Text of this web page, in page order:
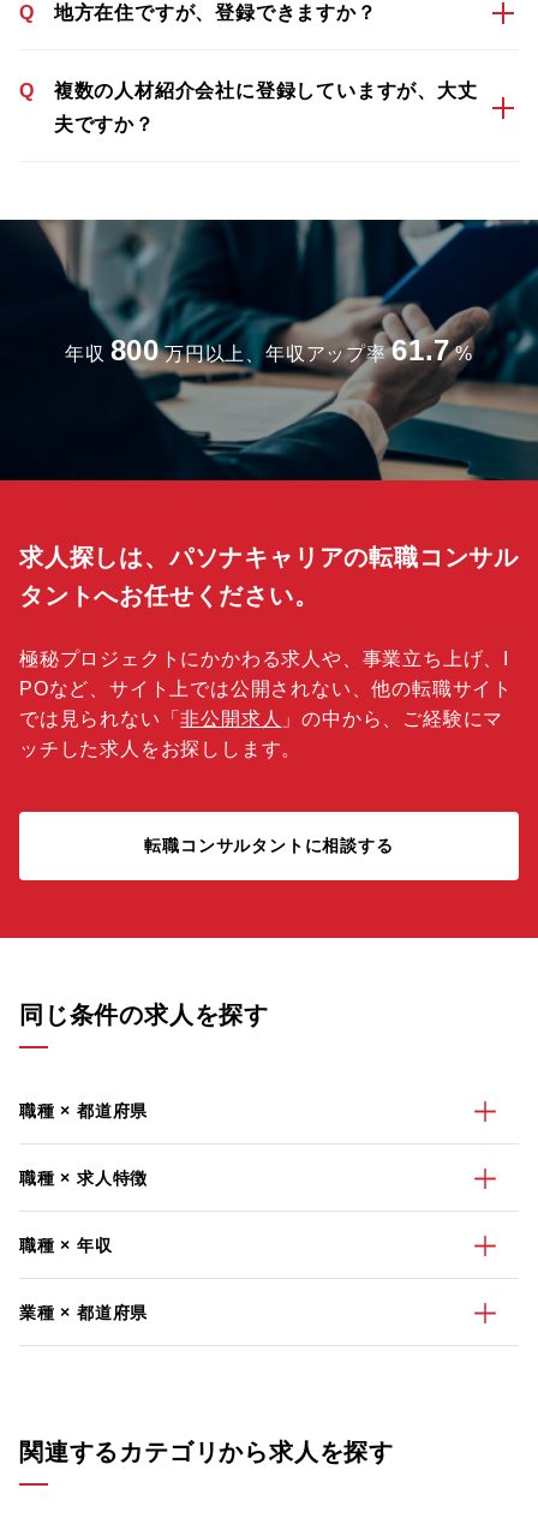
Q 地方在住ですが、登録できますか？
Q
複数の人材紹介会社に登録していますが、大丈
夫ですか？
年収 800 万円以上、年収アップ率 61.7 %
求人探しは、パソナキャリアの転職コンサル
タントへお任せください。
極秘プロジェクトにかかわる求人や、事業立ち上げ、I
POなど、サイト上では公開されない、他の転職サイト
では見られない「非公開求人 」の中から、ご経験にマ
ッチした求人をお探しします。
転職コンサルタントに相談する
同じ条件の求人を探す
職種 × 都道府県
職種 × 求人特徴
職種 × 年収
業種 × 都道府県
関連するカテゴリから求人を探す